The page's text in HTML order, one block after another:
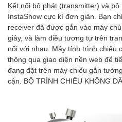
Kết nối bộ phát (transmitter) và
InstaShow cực kì đơn giản. Bạn
receiver đã được gắn vào máy
giây, và làm điều tương tự trên
nối với nhau. Máy tính trình chiếu
thông qua giao diện nền web để
đang đặt trên máy chiếu gắn
cận. BỘ TRÌNH CHIẾU KHÔNG